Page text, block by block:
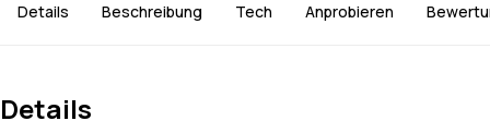
Details Beschreibung Tech Anprobieren
Details